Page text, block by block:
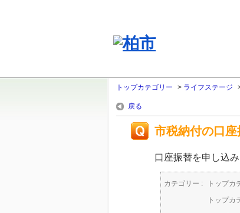
トップカテゴリー > ライフステージ
戻る
市税納付の口座
口座振替を申し込
カテゴリー : トップカ
トップカ